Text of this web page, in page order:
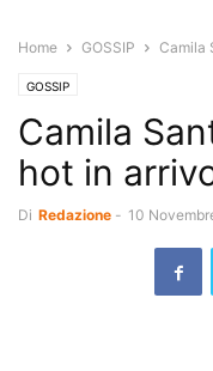
Home GOSSIP Camila
GOSSIP
Camila
hot in
Di Redazione - 10